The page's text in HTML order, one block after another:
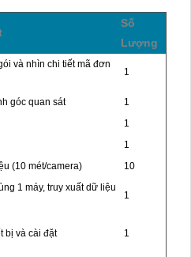
Số
Lượng
và nhìn chi tiết mã đơn
1
góc quan sát
1
1
1
(10 mét/camera)
10
1 máy, truy xuất dữ liệu
1
bị và cài đặt 1